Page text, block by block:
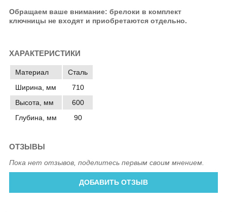
Обращаем ваше внимание: брелоки в комплект
ключницы не входят и приобретаются отдельно.
ХАРАКТЕРИСТИКИ
Материал
Сталь
Ширина, мм
710
Высота, мм
600
Глубина, мм
90
ОТЗЫВЫ
Пока нет отзывов, поделитесь первым своим мнением.
ДОБАВИТЬ ОТЗЫВ